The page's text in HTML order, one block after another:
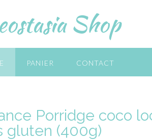
Shop
PANIER CONTACT
Porridge coco
gluten (400g)